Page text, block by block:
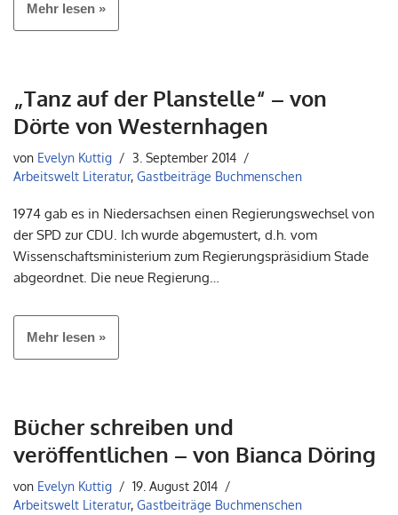
Mehr lesen »
„Tanz auf der Planstelle“ – von
Dörte von Westernhagen
von Evelyn Kuttig
3. September 2014
Arbeitswelt Literatur, Gastbeiträge Buchmenschen
1974 gab es in Niedersachsen einen Regierungswechsel von
der SPD zur CDU. Ich wurde abgemustert, d.h. vom
Wissenschaftsministerium zum Regierungspräsidium Stade
abgeordnet. Die neue Regierung…
Mehr lesen »
Bücher schreiben und
veröffentlichen – von Bianca Döring
von Evelyn Kuttig
19. August 2014
Arbeitswelt Literatur, Gastbeiträge Buchmenschen